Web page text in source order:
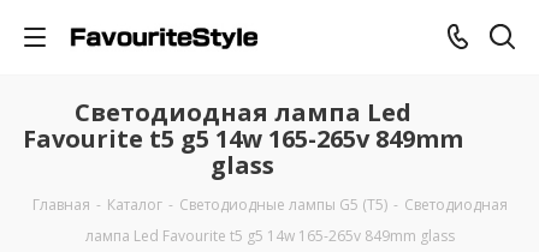
Светодиодная лампа Led
Favourite t5 g5 14w 165-265v 849mm
glass
Главная - Каталог - Светодиодные лампы G5 (T5) - Светодиодная
лампа Led Favourite t5 g5 14w 165-265v 849mm glass